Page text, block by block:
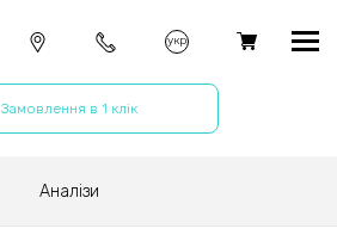
укр
Замовлення в 1 клік
Аналізи